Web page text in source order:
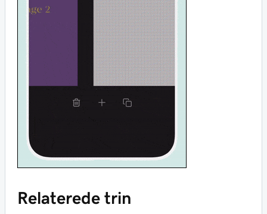
Relaterede trin